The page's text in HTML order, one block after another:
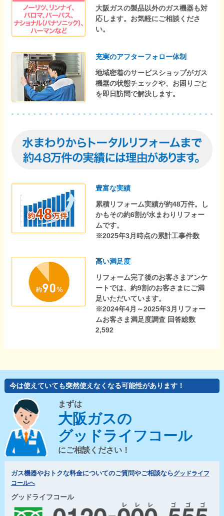
大阪ガスの製品以外のガス機器も対
応します。お気軽にご相談くださ
い。
充実のアフターフォロー体制
地域密着のサービスショップがガス
機器の状態チェックや、お困りごと
を即日訪問で解決します。
豊富な実績
累積リフォーム実績が約48万件。し
かもその約6割が水まわりリフォー
ムです。
※2025年3月時点の累計工事件数
高い満足度
リフォーム完了後のお客さまアンケ
ートでは、約9割のお客さまにご満
足いただいています。
※2024年4月～2025年3月リフォー
ムお客さま満足度調査 回答総数
2,592
今は使えていても突然使えなくなる可能性があります！
まずは
大阪ガスの
グッドライフコール
にご相談ください！
ガス機器やおトクな料金についてのご質問やご相談ならグッドライフ
コールへ
グッドライフコール